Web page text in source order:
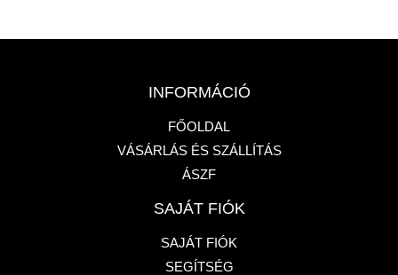
INFORMÁCIÓ
FŐOLDAL
VÁSÁRLÁS ÉS SZÁLLÍTÁS
ÁSZF
SAJÁT FIÓK
SAJÁT FIÓK
SEGÍTSÉG